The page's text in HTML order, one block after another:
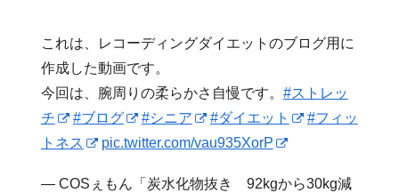
これは、レコーディングダイエットのブログ用に
作成した動画です。
今回は、腕周りの柔らかさ自慢です。 #ストレッ
チ
#ブログ #シニア #ダイエット
#フィッ
トネス
pic.twitter.com/vau935XorP
— COSぇもん「炭水化物抜き 92kgから30kg減